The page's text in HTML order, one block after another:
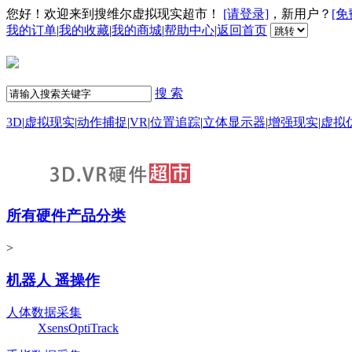
您好！欢迎来到搜维尔虚拟现实超市！ [请登录] ，新用户？ [免
我的订单|我的收藏|我的商城|帮助中心|返回首页
搜 索
3D|虚拟现实|动作捕捉|VR|位置追踪|立体显示器|增强现实|虚拟
所有硬件产品分类
>
机器人 遥操作
人体数据采集
XsensOptiTrack